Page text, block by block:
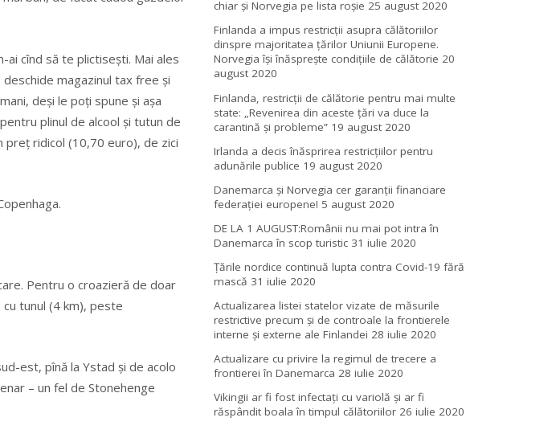
cînd să te plictiseşti. Mai ales
magazinul tax free şi
deşi le poţi spune şi așa
plinul de alcool şi tutun de
ridicol (10,70 euro), de zici
Pentru o croazieră de doar
tunul (4 km), peste
est, pînă la Ystad şi de acolo
– un fel de Stonehenge
chiar și Norvegia pe lista roșie 25 august 2020
Finlanda a impus restricţii asupra călătoriilor
dinspre majoritatea ţărilor Uniunii Europene.
Norvegia își înăsprește condițiile de călătorie 20
august 2020
Finlanda, restricţii de călătorie pentru mai multe
state: „Revenirea din aceste ţări va duce la
carantină şi probleme” 19 august 2020
Irlanda a decis înăsprirea restricțiilor pentru
adunările publice 19 august 2020
Danemarca și Norvegia cer garanții financiare
federației europene! 5 august 2020
DE LA 1 AUGUST:Românii nu mai pot intra în
Danemarca în scop turistic 31 iulie 2020
Țările nordice continuă lupta contra Covid-19 fără
mască 31 iulie 2020
Actualizarea listei statelor vizate de măsurile
restrictive precum și de controale la frontierele
interne și externe ale Finlandei 28 iulie 2020
Actualizare cu privire la regimul de trecere a
frontierei în Danemarca 28 iulie 2020
Vikingii ar fi fost infectaţi cu variolă şi ar fi
răspândit boala în timpul călătoriilor 26 iulie 2020